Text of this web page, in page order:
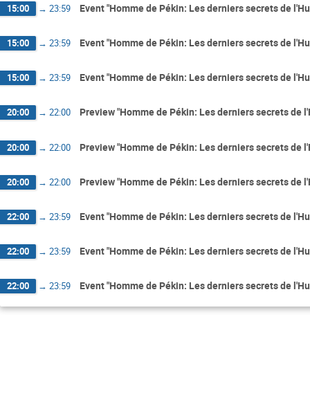
15:00 → 23:59 Event "Homme de Pékin: Les derniers secrets de
15:00 → 23:59 Event "Homme de Pékin: Les derniers secrets de
15:00 → 23:59 Event "Homme de Pékin: Les derniers secrets de
20:00 → 22:00 Preview "Homme de Pékin: Les derniers secrets de
20:00 → 22:00 Preview "Homme de Pékin: Les derniers secrets de
20:00 → 22:00 Preview "Homme de Pékin: Les derniers secrets de
22:00 → 23:59 Event "Homme de Pékin: Les derniers secrets de
22:00 → 23:59 Event "Homme de Pékin: Les derniers secrets de
22:00 → 23:59 Event "Homme de Pékin: Les derniers secrets de